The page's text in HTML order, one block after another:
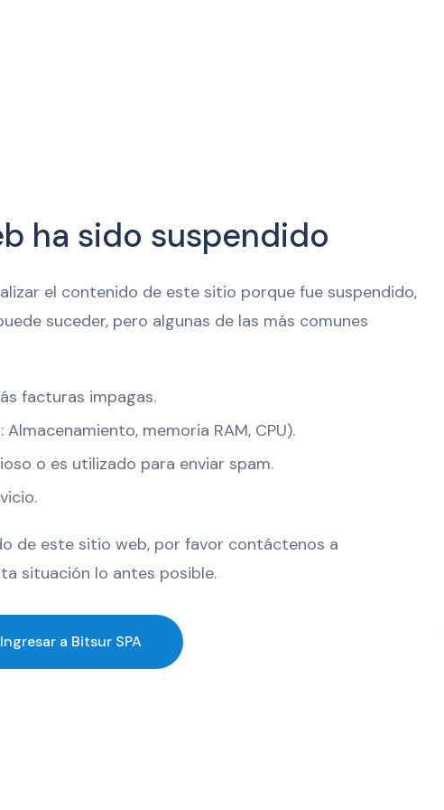
ha sido suspendido
el contenido de este sitio porque fue suspendido,
suceder, pero algunas de las más comunes
facturas impagas.
memoria RAM, CPU).
o es utilizado para enviar spam.
de este sitio web, por favor contáctenos a
situación lo antes posible.
Ingresar a Bitsur SPA